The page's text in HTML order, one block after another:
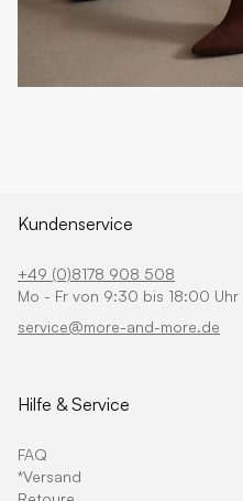
Kundenservice
+49 (0)8178 908 508
Mo - Fr von 9:30 bis 18:00 Uhr
service@more-and-more.de
Hilfe & Service
FAQ
*Versand